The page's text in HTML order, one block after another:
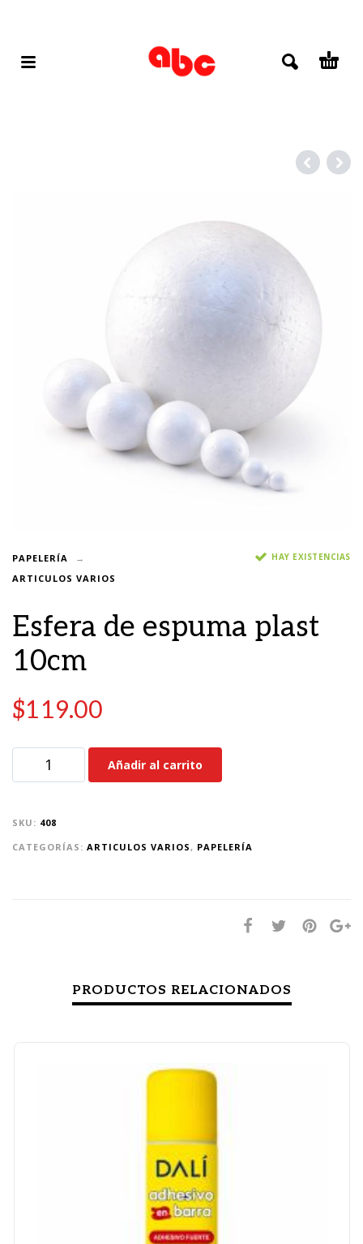
PAPELERÍA
ARTICULOS VARIOS
HAY EXISTENCIAS
Esfera de espuma plast
10cm
$119.00
Añadir al carrito
SKU: 408
CATEGORÍAS: ARTICULOS VARIOS, PAPELERÍA
PRODUCTOS RELACIONADOS